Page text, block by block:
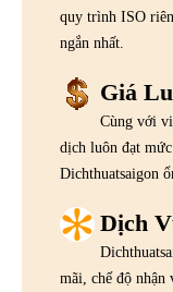
quy trình ISO
ngắn nhất.
Giá
Cùng với
dịch luôn đạt
Dichthuatsaigon
Dịch
mãi, chế độ nhận